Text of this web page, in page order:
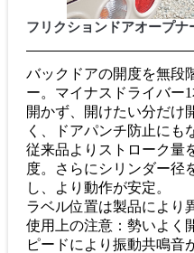
フリクションドアオープナ
バックドアの開度を無段
ー。マイナスドライバー
開かず、開けたい分だけ
く、ドアパンチ防止にも
従来品よりストローク量
度。さらにシリンダー径
し、より動作が安定。
ラベル位置は製品により
使用上の注意：勢いよく
ピードにより振動共鳴音